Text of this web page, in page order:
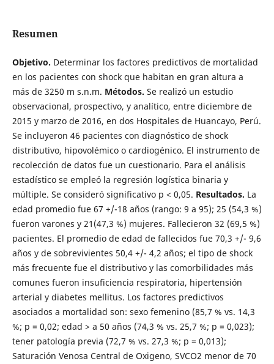
Resumen
Objetivo. Determinar los factores predictivos de mortalidad
en los pacientes con shock que habitan en gran altura a
más de 3250 m s.n.m. Métodos. Se realizó un estudio
observacional, prospectivo, y analítico, entre diciembre de
2015 y marzo de 2016, en dos Hospitales de Huancayo, Perú.
Se incluyeron 46 pacientes con diagnóstico de shock
distributivo, hipovolémico o cardiogénico. El instrumento de
recolección de datos fue un cuestionario. Para el análisis
estadístico se empleó la regresión logística binaria y
múltiple. Se consideró significativo p < 0,05. Resultados. La
edad promedio fue 67 +/-18 años (rango: 9 a 95); 25 (54,3 %)
fueron varones y 21(47,3 %) mujeres. Fallecieron 32 (69,5 %)
pacientes. El promedio de edad de fallecidos fue 70,3 +/- 9,6
años y de sobrevivientes 50,4 +/- 4,2 años; el tipo de shock
más frecuente fue el distributivo y las comorbilidades más
comunes fueron insuficiencia respiratoria, hipertensión
arterial y diabetes mellitus. Los factores predictivos
asociados a mortalidad son: sexo femenino (85,7 % vs. 14,3
%; p = 0,02; edad > a 50 años (74,3 % vs. 25,7 %; p = 0,023);
tener patología previa (72,7 % vs. 27,3 %; p = 0,013);
Saturación Venosa Central de Oxigeno, SVCO2 menor de 70